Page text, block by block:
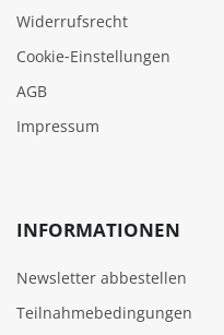
Widerrufsrecht
Cookie‑Einstellungen
AGB
Impressum
INFORMATIONEN
Newsletter abbestellen
Teilnahmebedingungen